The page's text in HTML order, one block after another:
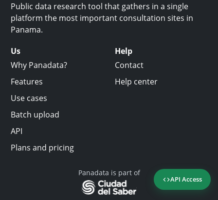
API Access
Public data research tool that gathers in a single
platform the most important consultation sites in
Panama.
Us
Why Panadata?
Features
Use cases
Batch upload
API
Plans and pricing
Help
Contact
Help center
Panadata is part of